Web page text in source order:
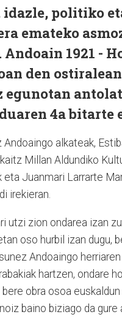
politiko
emateko
1921 -
den
egunotan
4a bitarte
alkateak,
Millan Aldundiko
Juanmari Larrarte
irekieran.
utzi zion ondarea izan
oso hurbil izan dugu,
Andoaingo
hartzen, ondare
obra osoa
baino biziago da gure